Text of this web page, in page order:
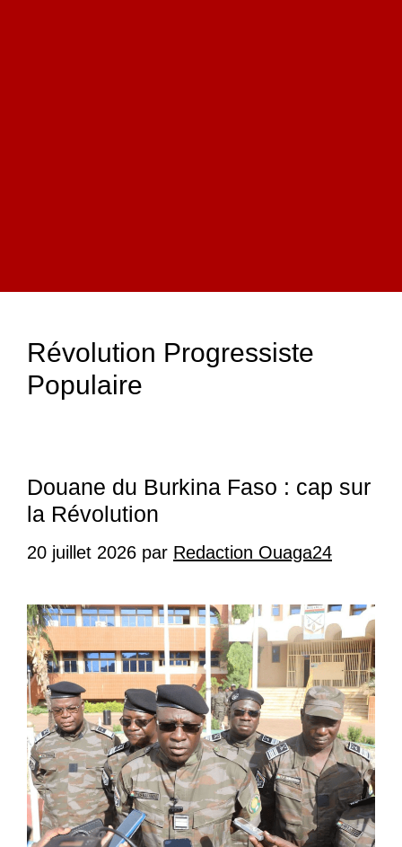
Révolution Progressiste
Populaire
Douane du Burkina Faso : cap sur
la Révolution
20 juillet 2026 par Redaction Ouaga24